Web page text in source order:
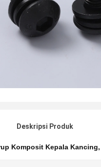
Deskripsi Produk
Komposit Kepala Kancing,